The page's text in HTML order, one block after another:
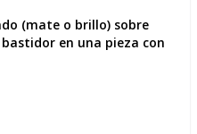
(mate o brillo) sobre
en una pieza con